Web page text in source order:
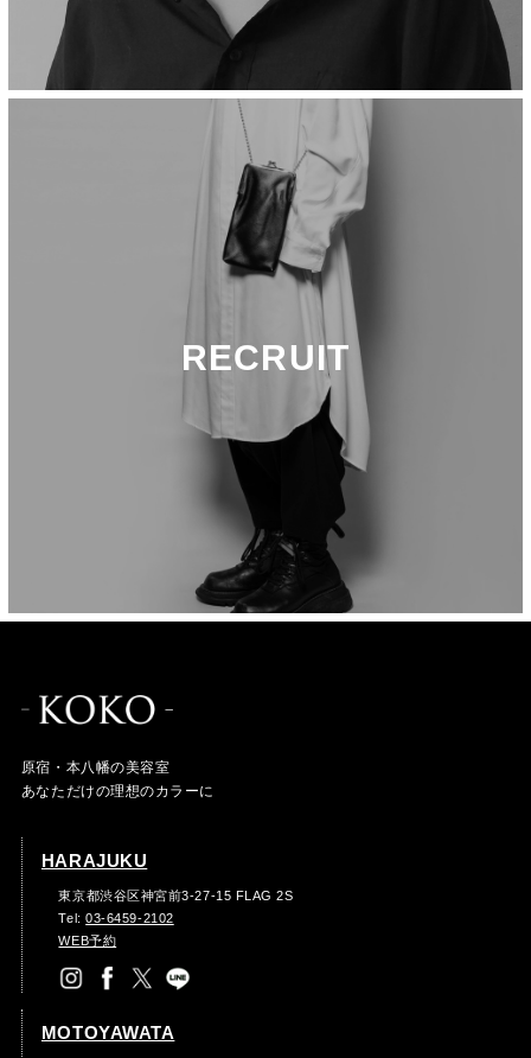
RECRUIT
原宿・本八幡の美容室
あなただけの理想のカラーに
HARAJUKU
東京都渋谷区神宮前3-27-15 FLAG 2S
Tel:03-6459-2102
WEB予約
MOTOYAWATA